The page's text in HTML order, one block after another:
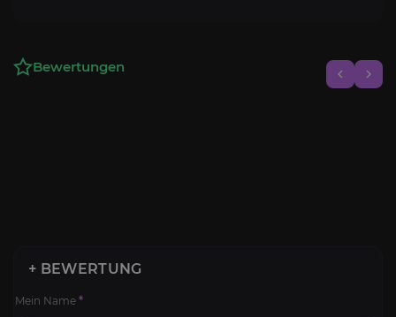
Bewertungen
+ BEWERTUNG
Mein Name *